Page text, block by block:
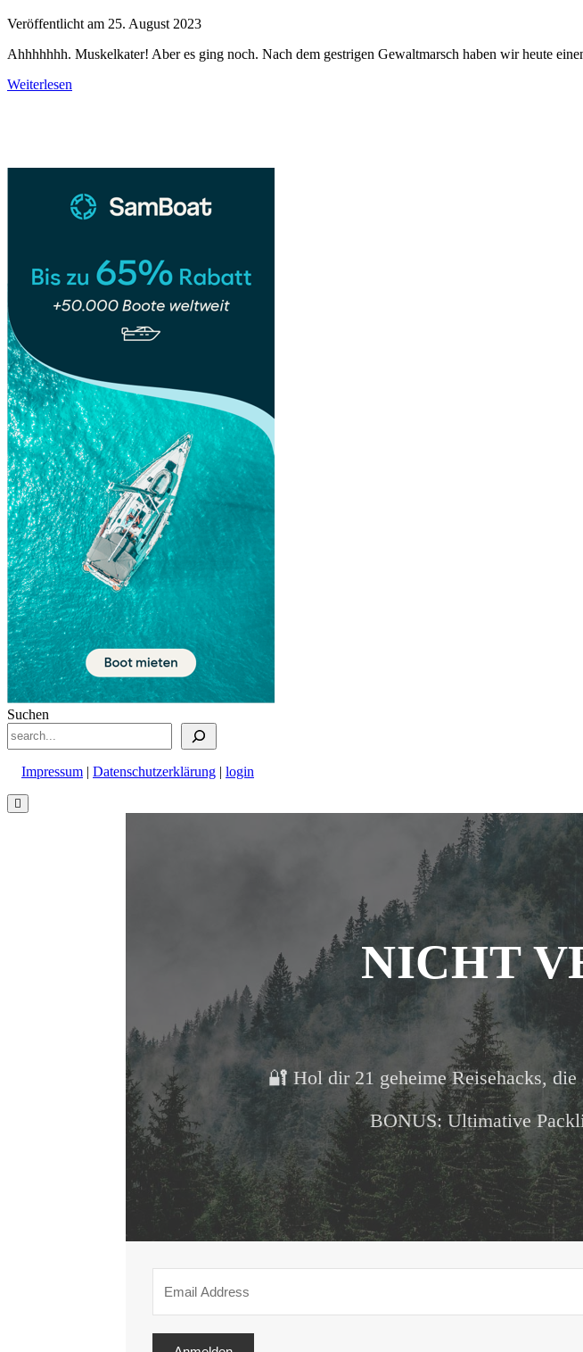
Veröffentlicht am 25. August 2023
Ahhhhhhh. Muskelkater! Aber es ging noch. Nach dem gestrigen Gewaltmarsch haben wir heute
Weiterlesen
Französin“
Suchen
Impressum | Datenschutzerklärung | login
Nach
oben
NICHT
🔐 Hol dir 21 geheime Reisehacks,
BONUS: Ultimative